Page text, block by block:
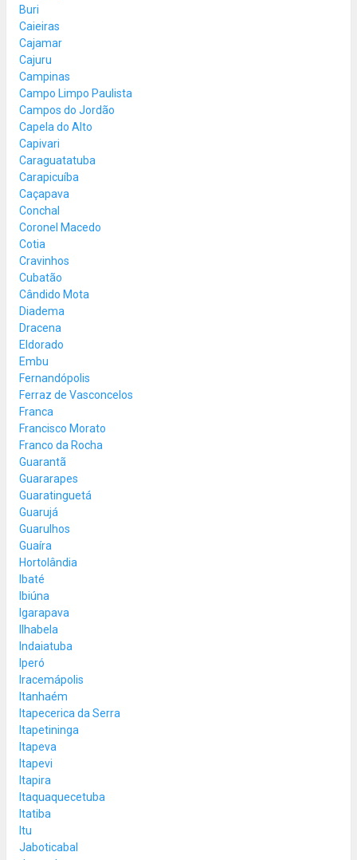
Buri
Caieiras
Cajamar
Cajuru
Campinas
Campo Limpo Paulista
Campos do Jordão
Capela do Alto
Capivari
Caraguatatuba
Carapicuíba
Caçapava
Conchal
Coronel Macedo
Cotia
Cravinhos
Cubatão
Cândido Mota
Diadema
Dracena
Eldorado
Embu
Fernandópolis
Ferraz de Vasconcelos
Franca
Francisco Morato
Franco da Rocha
Guarantã
Guararapes
Guaratinguetá
Guarujá
Guarulhos
Guaíra
Hortolândia
Ibaté
Ibiúna
Igarapava
Ilhabela
Indaiatuba
Iperó
Iracemápolis
Itanhaém
Itapecerica da Serra
Itapetininga
Itapeva
Itapevi
Itapira
Itaquaquecetuba
Itatiba
Itu
Jaboticabal